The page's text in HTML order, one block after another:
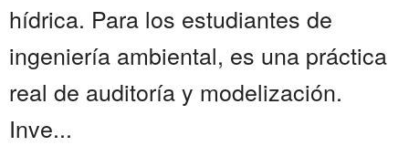
hídrica. Para los estudiantes de
ingeniería ambiental, es una práctica
real de auditoría y modelización.
Inve...